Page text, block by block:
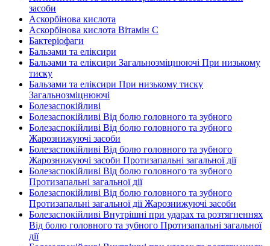
засоби
Аскорбінова кислота
Аскорбінова кислота Вітамін C
Бактеріофаги
Бальзами та еліксири
Бальзами та еліксири Загальнозміцнюючі При низькому
тиску
Бальзами та еліксири При низькому тиску
Загальнозміцнюючі
Болезаспокійливі
Болезаспокійливі Від болю головного та зубного
Болезаспокійливі Від болю головного та зубного
Жарознижуючі засоби
Болезаспокійливі Від болю головного та зубного
Жарознижуючі засоби Протизапальні загальної дії
Болезаспокійливі Від болю головного та зубного
Протизапальні загальної дії
Болезаспокійливі Від болю головного та зубного
Протизапальні загальної дії Жарознижуючі засоби
Болезаспокійливі Внутрішні при ударах та розтягненнях
Від болю головного та зубного Протизапальні загальної
дії